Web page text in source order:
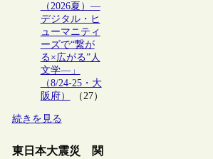
（2026夏）―
デジタル・ヒ
ューマニティ
ーズで“繋が
る×広がる”人
文学―」
（8/24-25・大
阪府）
（27）
続きを見る
東日本大震災 関